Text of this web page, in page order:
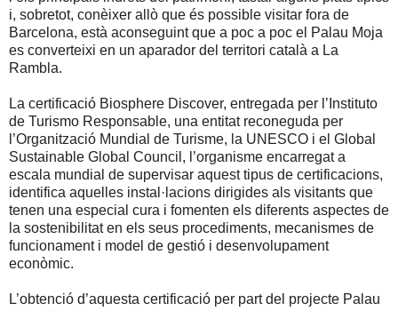
i, sobretot, conèixer allò que és possible visitar fora de
Barcelona, està aconseguint que a poc a poc el Palau Moja
es converteixi en un aparador del territori català a La
Rambla.
La certificació Biosphere Discover, entregada per l’Instituto
de Turismo Responsable, una entitat reconeguda per
l’Organització Mundial de Turisme, la UNESCO i el Global
Sustainable Global Council, l’organisme encarregat a
escala mundial de supervisar aquest tipus de certificacions,
identifica aquelles instal·lacions dirigides als visitants que
tenen una especial cura i fomenten els diferents aspectes de
la sostenibilitat en els seus procediments, mecanismes de
funcionament i model de gestió i desenvolupament
econòmic.
L’obtenció d’aquesta certificació per part del projecte Palau